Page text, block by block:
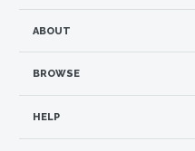
ABOUT
BROWSE
HELP